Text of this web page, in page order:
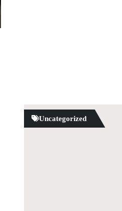
Uncategorized